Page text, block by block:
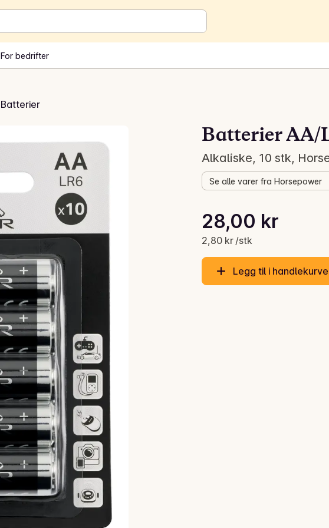
For bedrifter
Batterier
Batterier AA/
Alkaliske, 10 stk,
Se alle varer fra Horsepower
Gjeldende pris er: 28,00 kr
28,00 kr
2,80 kr /stk
Stykkpris: 2,80 kr /stk
Legg til i